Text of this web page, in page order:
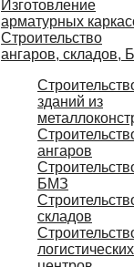
Изготовление
арматурных
Строительство
ангаров, складов,
зданий из
ангаров
БМЗ
складов
логистических